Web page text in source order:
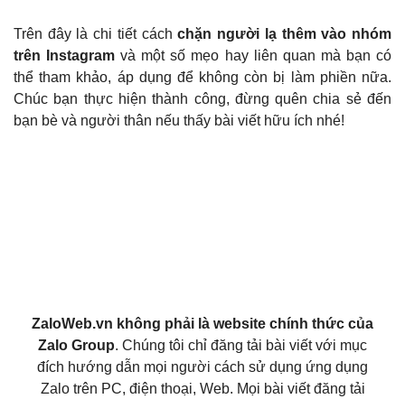
Trên đây là chi tiết cáchchặn người lạ thêm vào nhóm
trên Instagramvà một số mẹo hay liên quan mà bạn có
thể tham khảo, áp dụng để không còn bị làm phiền nữa.
Chúc bạn thực hiện thành công, đừng quên chia sẻ đến
bạn bè và người thân nếu thấy bài viết hữu ích nhé!
ZaloWeb.vn không phải là website chính thức của
Zalo Group. Chúng tôi chỉ đăng tải bài viết với mục
đích hướng dẫn mọi người cách sử dụng ứng dụng
Zalo trên PC, điện thoại, Web. Mọi bài viết đăng tải